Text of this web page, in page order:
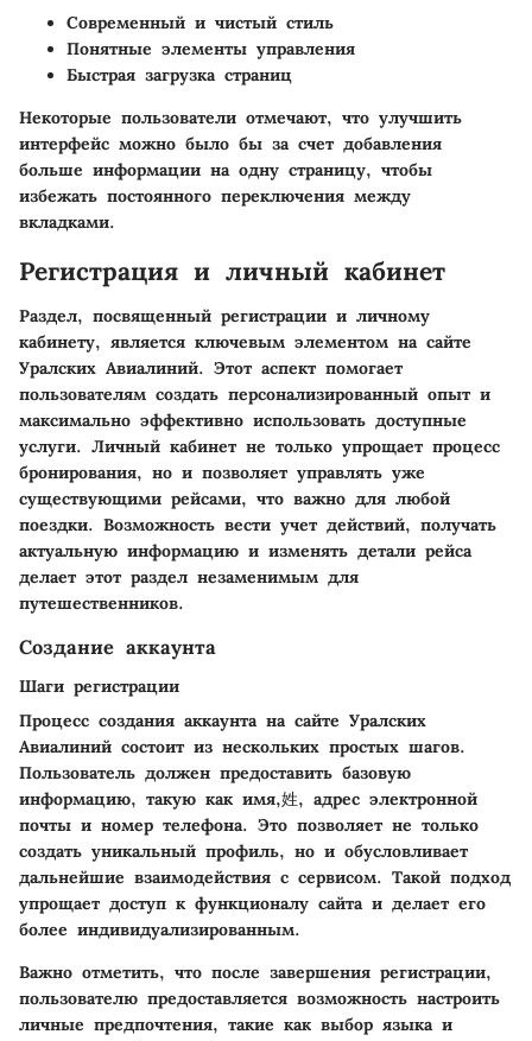
Современный и чистый стиль
Понятные элементы управления
Быстрая загрузка страниц
Некоторые пользователи отмечают, что улучшить
интерфейс можно было бы за счет добавления
больше информации на одну страницу, чтобы
избежать постоянного переключения между
вкладками.
Регистрация и личный кабинет
Раздел, посвященный регистрации и личному
кабинету, является ключевым элементом на сайте
Уралских Авиалиний. Этот аспект помогает
пользователям создать персонализированный опыт и
максимально эффективно использовать доступные
услуги. Личный кабинет не только упрощает процесс
бронирования, но и позволяет управлять уже
существующими рейсами, что важно для любой
поездки. Возможность вести учет действий, получать
актуальную информацию и изменять детали рейса
делает этот раздел незаменимым для
путешественников.
Создание аккаунта
Шаги регистрации
Процесс создания аккаунта на сайте Уралских
Авиалиний состоит из нескольких простых шагов.
Пользователь должен предоставить базовую
информацию, такую как имя,姓, адрес электронной
почты и номер телефона. Это позволяет не только
создать уникальный профиль, но и обусловливает
дальнейшие взаимодействия с сервисом. Такой подход
упрощает доступ к функционалу сайта и делает его
более индивидуализированным.
Важно отметить, что после завершения регистрации,
пользователю предоставляется возможность настроить
личные предпочтения, такие как выбор языка и